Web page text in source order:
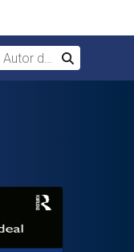
durchsuchen
Suchen